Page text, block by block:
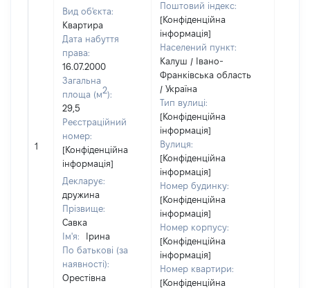
1
Вид об'єкта:
Квартира
Дата набуття
права:
16.07.2000
Загальна
площа (м2):
29,5
Реєстраційний
номер:
[Конфіденційна
інформація]
Декларує:
дружина
Прізвище:
Савка
Ім'я:
Ірина
По батькові (за
наявності):
Орестівна
Поштовий індекс:
[Конфіденційна
інформація]
Населений пункт:
Калуш / Івано-
Франківська область
/ Україна
Тип вулиці:
[Конфіденційна
інформація]
Вулиця:
[Конфіденційна
інформація]
Номер будинку:
[Конфіденційна
інформація]
Номер корпусу:
[Конфіденційна
інформація]
Номер квартири:
[Конфіденційна